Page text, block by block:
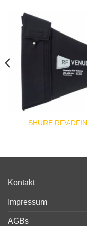
SHURE RFV-DFIN
Kontakt
Impressum
AGBs